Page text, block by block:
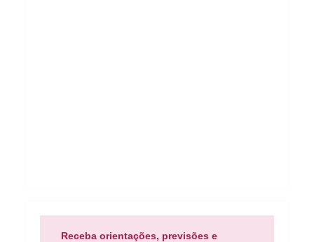
Receba orientações, previsões e